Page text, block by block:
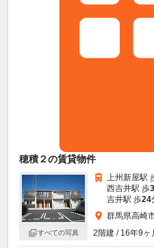
穂積２の賃貸物件
すべての写真
上州新屋駅
西吉井駅 歩3
吉井駅 歩24
群馬県高崎
2階建 / 16年9ヶ